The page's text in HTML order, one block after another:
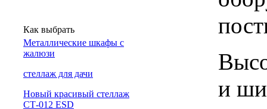
Как выбрать
Металлические шкафы с
жалюзи
cтеллаж для дачи
Новый красивый стеллаж
СТ-012 ESD
и